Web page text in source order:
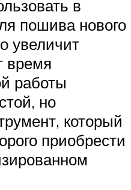
в
пошива нового
увеличит
время
работы
но
который
приобрести